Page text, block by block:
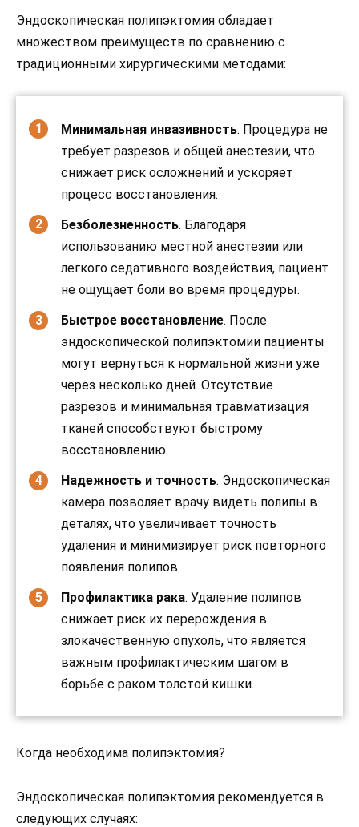
Эндоскопическая полипэктомия обладает
множеством преимуществ по сравнению с
традиционными хирургическими методами:
Минимальная инвазивность. Процедура не
требует разрезов и общей анестезии, что
снижает риск осложнений и ускоряет
процесс восстановления.
Безболезненность. Благодаря
использованию местной анестезии или
легкого седативного воздействия, пациент
не ощущает боли во время процедуры.
Быстрое восстановление. После
эндоскопической полипэктомии пациенты
могут вернуться к нормальной жизни уже
через несколько дней. Отсутствие
разрезов и минимальная травматизация
тканей способствуют быстрому
восстановлению.
Надежность и точность. Эндоскопическая
камера позволяет врачу видеть полипы в
деталях, что увеличивает точность
удаления и минимизирует риск повторного
появления полипов.
Профилактика рака. Удаление полипов
снижает риск их перерождения в
злокачественную опухоль, что является
важным профилактическим шагом в
борьбе с раком толстой кишки.
Когда необходима полипэктомия?
Эндоскопическая полипэктомия рекомендуется в
следующих случаях: